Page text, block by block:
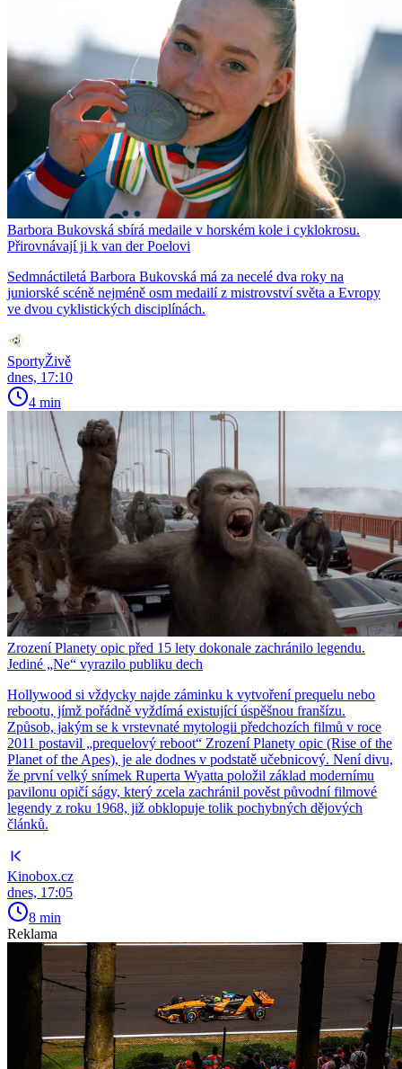
Barbora Bukovská sbírá medaile v horském kole i cyklokrosu.
Přirovnávají ji k van der Poelovi
Sedmnáctiletá Barbora Bukovská má za necelé dva roky na
juniorské scéně nejméně osm medailí z mistrovství světa a Evropy
ve dvou cyklistických disciplínách.
SportyŽivě
dnes, 17:10
4 min
Zrození Planety opic před 15 lety dokonale zachránilo legendu.
Jediné „Ne“ vyrazilo publiku dech
Hollywood si vždycky najde záminku k vytvoření prequelu nebo
rebootu, jímž pořádně vyždímá existující úspěšnou franšízu.
Způsob, jakým se k vrstevnaté mytologii předchozích filmů v roce
2011 postavil „prequelový reboot“ Zrození Planety opic (Rise of the
Planet of the Apes), je ale dodnes v podstatě učebnicový. Není divu,
že první velký snímek Ruperta Wyatta položil základ modernímu
pavilonu opičí ságy, který zcela zachránil pověst původní filmové
legendy z roku 1968, již obklopuje tolik pochybných dějových
článků.
Kinobox.cz
dnes, 17:05
8 min
Reklama